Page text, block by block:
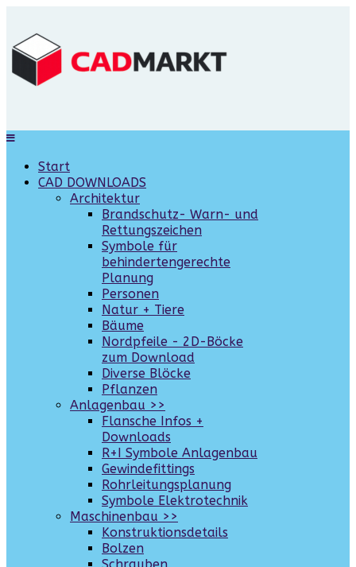
Start
CAD DOWNLOADS
Architektur
Brandschutz- Warn- und
Rettungszeichen
Symbole für
behindertengerechte
Planung
Personen
Natur + Tiere
Bäume
Nordpfeile - 2D-Böcke
zum Download
Diverse Blöcke
Pflanzen
Anlagenbau >>
Flansche Infos +
Downloads
R+I Symbole Anlagenbau
Gewindefittings
Rohrleitungsplanung
Symbole Elektrotechnik
Maschinenbau >>
Konstruktionsdetails
Bolzen